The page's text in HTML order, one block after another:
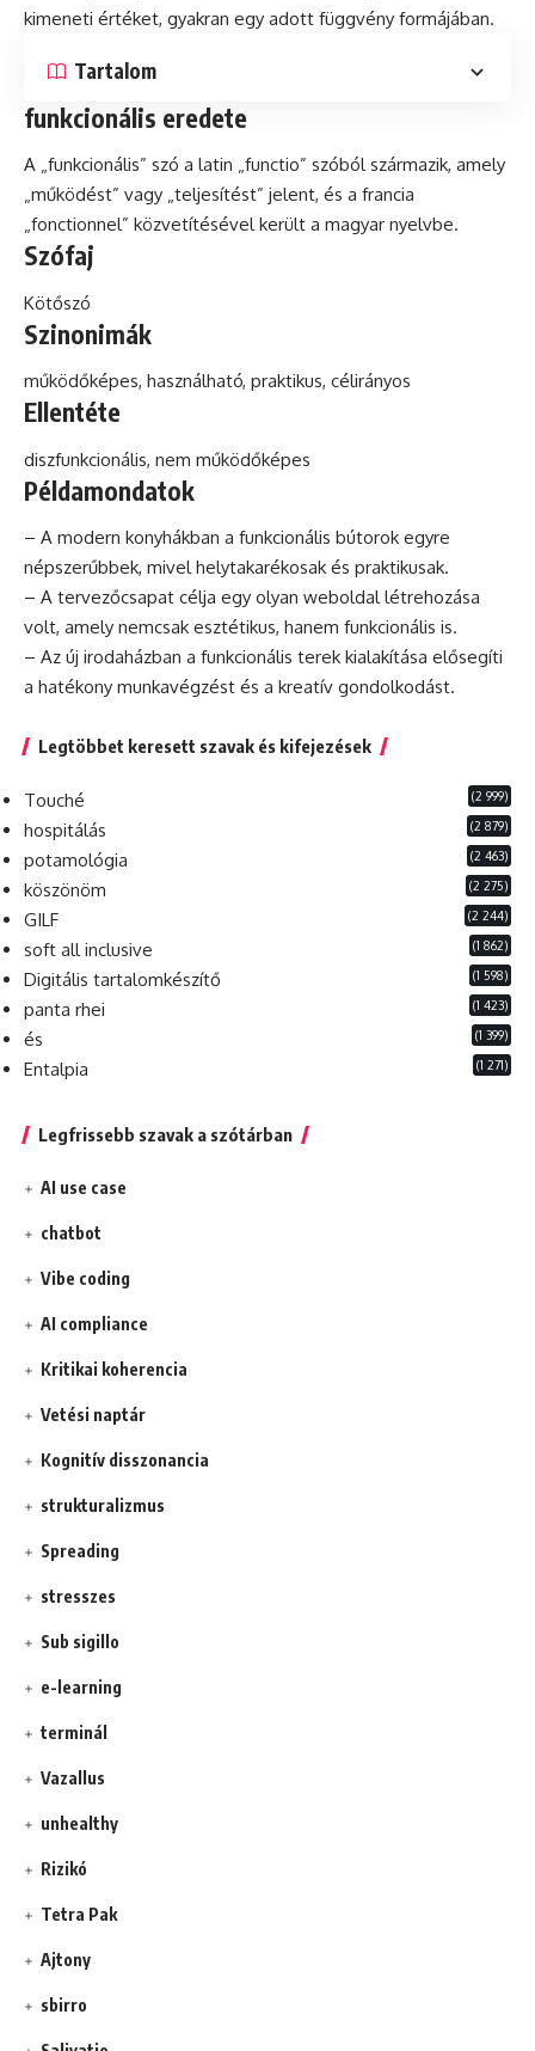
kimeneti értéket, gyakran egy adott függvény formájában.
Tartalom
funkcionális eredete
A „funkcionális” szó a latin „functio” szóból származik, amely
„működést” vagy „teljesítést” jelent, és a francia
„fonctionnel” közvetítésével került a magyar nyelvbe.
Szófaj
Kötőszó
Szinonimák
működőképes, használható, praktikus, célirányos
Ellentéte
diszfunkcionális, nem működőképes
Példamondatok
– A modern konyhákban a funkcionális bútorok egyre
népszerűbbek, mivel helytakarékosak és praktikusak.
– A tervezőcsapat célja egy olyan weboldal létrehozása
volt, amely nemcsak esztétikus, hanem funkcionális is.
– Az új irodaházban a funkcionális terek kialakítása elősegíti
a hatékony munkavégzést és a kreatív gondolkodást.
Legtöbbet keresett szavak és kifejezések
Touché (2 999)
hospitálás (2 879)
potamológia (2 463)
köszönöm (2 275)
GILF (2 244)
soft all inclusive (1 862)
Digitális tartalomkészítő (1 598)
panta rhei (1 423)
és (1 399)
Entalpia (1 271)
Legfrissebb szavak a szótárban
AI use case
chatbot
Vibe coding
AI compliance
Kritikai koherencia
Vetési naptár
Kognitív disszonancia
strukturalizmus
Spreading
stresszes
Sub sigillo
e-learning
terminál
Vazallus
unhealthy
Rizikó
Tetra Pak
Ajtony
sbirro